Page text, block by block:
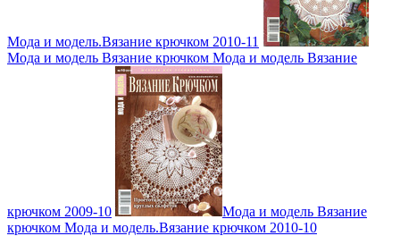
Мода и модель.Вязание крючком 2010-11
Мода и модель Вязание крючком Мода и модель Вязание
крючком 2009-10
Мода и модель Вязание
крючком Мода и модель.Вязание крючком 2010-10